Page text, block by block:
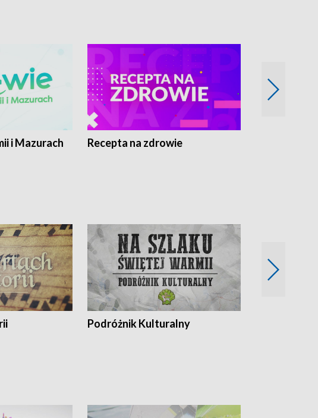
i Mazurach Recepta na zdrowie
Podróżnik Kulturalny